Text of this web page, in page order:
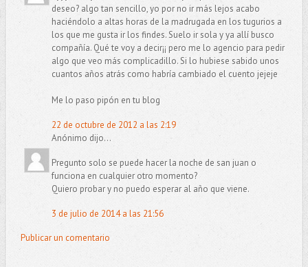
deseo? algo tan sencillo, yo por no ir más lejos acabo
haciéndolo a altas horas de la madrugada en los tugurios a
los que me gusta ir los findes. Suelo ir sola y ya allí busco
compañía. Qué te voy a decir¡¡ pero me lo agencio para pedir
algo que veo más complicadillo. Si lo hubiese sabido unos
cuantos años atrás como habría cambiado el cuento jejeje
Me lo paso pipón en tu blog
22 de octubre de 2012 a las 2:19
Anónimo dijo...
Pregunto solo se puede hacer la noche de san juan o
funciona en cualquier otro momento?
Quiero probar y no puedo esperar al año que viene.
3 de julio de 2014 a las 21:56
Publicar un comentario